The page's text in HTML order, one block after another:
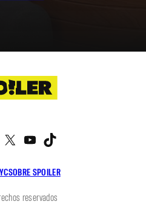
SOBRE SPOILER
Instagram
X YouTube
reservados